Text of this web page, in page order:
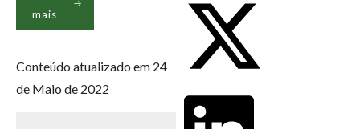
mais
Conteúdo atualizado em 24
de Maio de 2022